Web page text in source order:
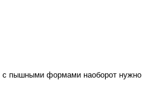
с пышными формами наоборот нужно